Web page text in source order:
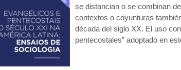
se distancian o se combinan
contextos o coyunturas
década del siglo XX. El uso
pentecostales” adoptado en